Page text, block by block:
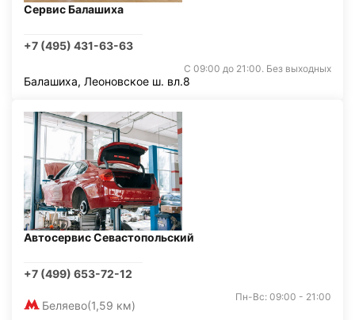
Сервис Балашиха
+7 (495) 431-63-63
С 09:00 до 21:00. Без выходных
Балашиха, Леоновское ш. вл.8
Автосервис Севастопольский
+7 (499) 653-72-12
Беляево(1,59 км)
Пн-Вс: 09:00 - 21:00